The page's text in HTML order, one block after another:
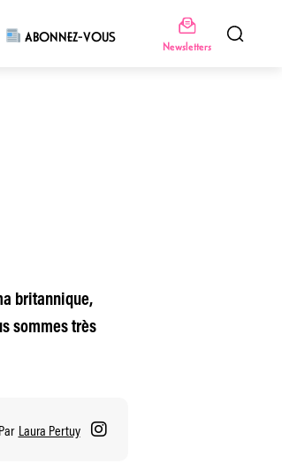
ABONNEZ-VOUS
Newsletters
britannique,
sommes très
Par Laura Pertuy